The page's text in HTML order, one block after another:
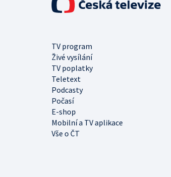
TV program
Živé vysílání
TV poplatky
Teletext
Podcasty
Počasí
E-shop
Mobilní a TV aplikace
Vše o ČT